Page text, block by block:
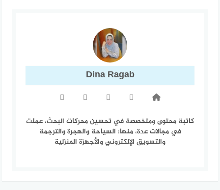
Dina Ragab
كاتبة محتوى ومتخصصة في تحسين محركات البحث، عملت
في مجالات عدة، منها: السياحة والهجرة والترجمة
والتسويق الإلكتروني والأجهزة المنزلية